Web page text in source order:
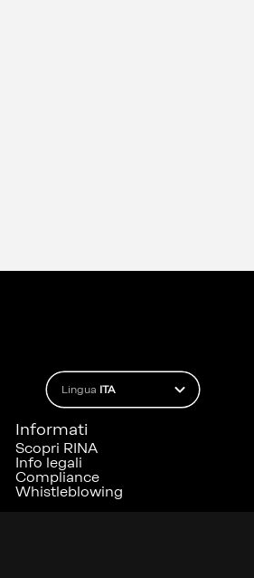
Lingua ITA
Informati
Scopri RINA
Info legali
Compliance
Whistleblowing